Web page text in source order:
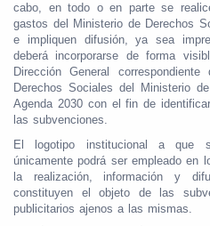
cabo, en todo o en parte se
gastos del Ministerio de Derechos
e impliquen difusión, ya sea
deberá incorporarse de forma
Dirección General
Derechos Sociales del Ministerio
Agenda 2030 con el fin de
las subvenciones.
El logotipo institucional a que
únicamente podrá ser empleado en
la realización, información y
constituyen el objeto de las
publicitarios ajenos a las mismas.